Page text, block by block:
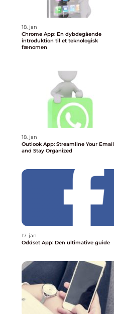
18. jan
Chrome App: En dybdegående
introduktion til et teknologisk
fænomen
18. jan
Outlook App: Streamline Your Email
and Stay Organized
17. jan
Oddset App: Den ultimative guide